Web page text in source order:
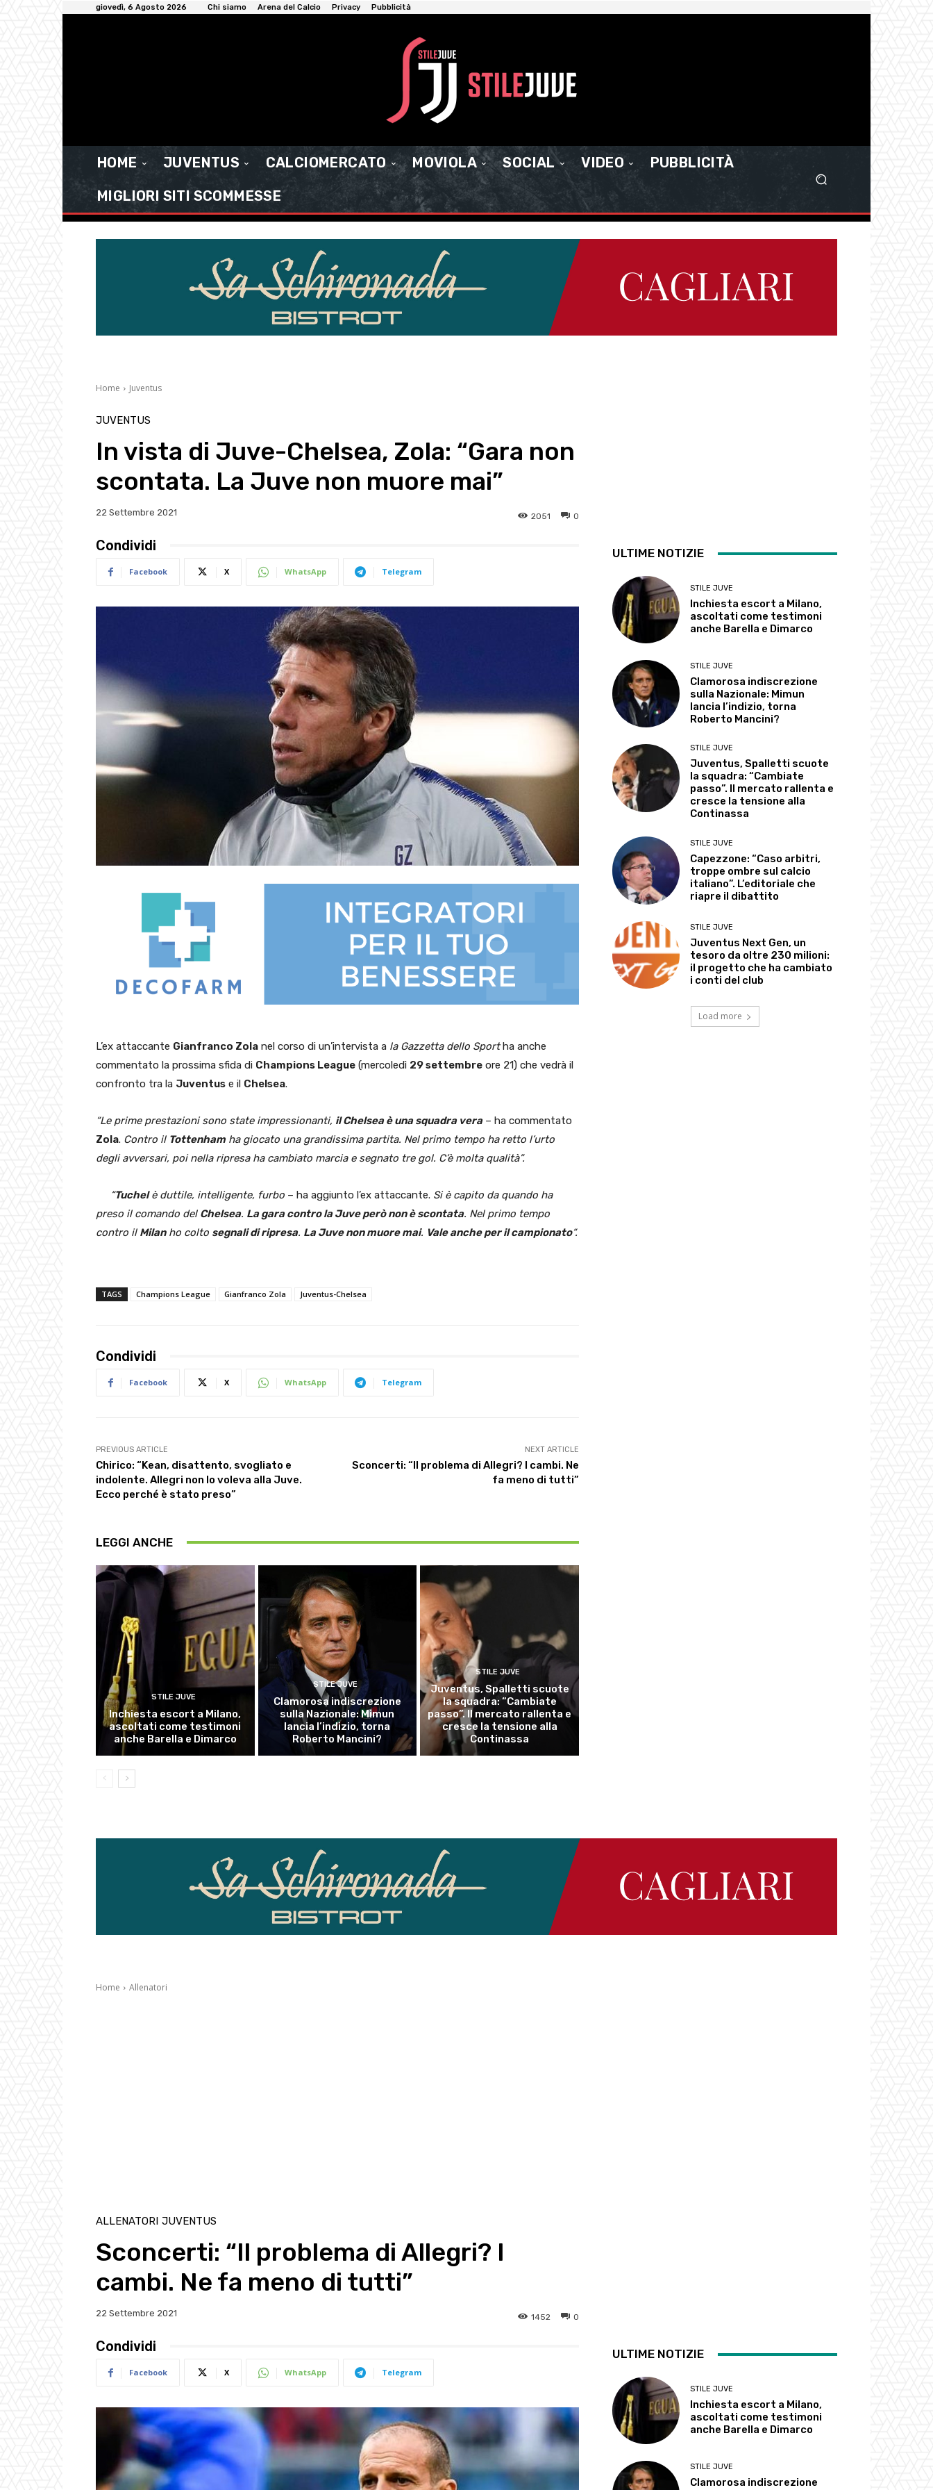
giovedì, 6 Agosto 2026 Chi siamo Arena del Calcio Privacy Pubblicità
HOME JUVENTUS CALCIOMERCATO MOVIOLA SOCIAL VIDEO
PUBBLICITÀ
MIGLIORI SITI SCOMMESSE
Home Juventus
JUVENTUS
In vista di Juve-Chelsea, Zola: “Gara non
scontata. La Juve non muore mai”
22 Settembre 2021 0
2051
Condividi
Facebook X WhatsApp Telegram
L’ex attaccante Gianfranco Zola nel corso di un’intervista a la Gazzetta dello Sportha anche
commentato la prossima sfida di Champions League (mercoledì 29 settembre ore 21) che vedrà il
confronto tra la Juventus e il Chelsea.
“Le prime prestazioni sono state impressionanti, il Chelsea è una squadra vera– ha commentato
Zola. Contro il Tottenham ha giocato una grandissima partita. Nel primo tempo ha retto l’urto
degli avversari, poi nella ripresa ha cambiato marcia e segnato tre gol. C’è molta qualità”.
“Tuchelè duttile, intelligente, furbo – ha aggiunto l’ex attaccante. Si è capito da quando ha
preso il comando del Chelsea. La gara contro la Juve però non è scontata. Nel primo tempo
contro il Milanho colto segnali di ripresa. La Juve non muore mai. Vale anche per il campionato“.
TAGS Champions League Gianfranco Zola Juventus-Chelsea
Condividi
Facebook X WhatsApp Telegram
PREVIOUS ARTICLE
Chirico: “Kean, disattento, svogliato e
indolente. Allegri non lo voleva alla Juve.
Ecco perché è stato preso”
NEXT ARTICLE
Sconcerti: “Il problema di Allegri? I cambi. Ne
fa meno di tutti”
LEGGI ANCHE
STILE JUVE
Inchiesta escort a Milano,
ascoltati come testimoni
anche Barella e Dimarco
STILE JUVE
Clamorosa indiscrezione
sulla Nazionale: Mimun
lancia l’indizio, torna
Roberto Mancini?
STILE JUVE
Juventus, Spalletti scuote
la squadra: “Cambiate
passo”. Il mercato rallenta e
cresce la tensione alla
Continassa
ULTIME NOTIZIE
STILE JUVE
Inchiesta escort a Milano,
ascoltati come testimoni
anche Barella e Dimarco
STILE JUVE
Clamorosa indiscrezione
sulla Nazionale: Mimun
lancia l’indizio, torna
Roberto Mancini?
STILE JUVE
Juventus, Spalletti scuote
la squadra: “Cambiate
passo”. Il mercato rallenta e
cresce la tensione alla
Continassa
STILE JUVE
Capezzone: “Caso arbitri,
troppe ombre sul calcio
italiano”. L’editoriale che
riapre il dibattito
STILE JUVE
Juventus Next Gen, un
tesoro da oltre 230 milioni:
il progetto che ha cambiato
i conti del club
Load more